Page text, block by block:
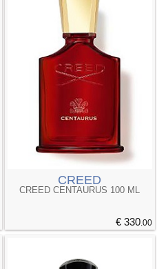
CREED
CREED CENTAURUS 100 ML
€ 330.00